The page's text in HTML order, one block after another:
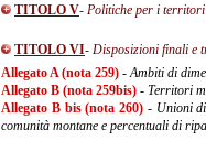
TITOLO V- Politiche per i territori
TITOLO VI- Disposizioni finali e
Allegato A (nota 259) - Ambiti di
Allegato B (nota 259bis) - Territori
Allegato B bis (nota 260) - Unioni
comunità montane e percentuali di